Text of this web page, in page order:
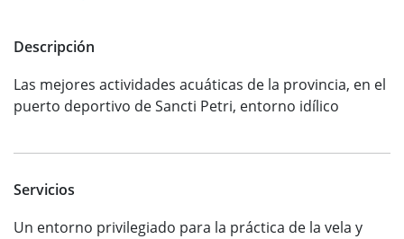
Descripción
Las mejores actividades acuáticas de la provincia, en el
puerto deportivo de Sancti Petri, entorno idílico
Servicios
Un entorno privilegiado para la práctica de la vela y